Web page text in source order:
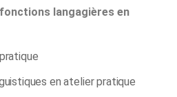
langagières en
en atelier pratique